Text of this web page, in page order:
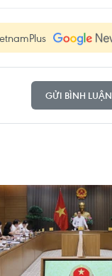
GỬI BÌNH LUẬN